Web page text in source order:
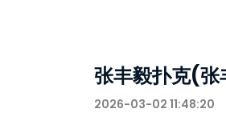
张丰毅扑克(
2026-03-02 11:48:20